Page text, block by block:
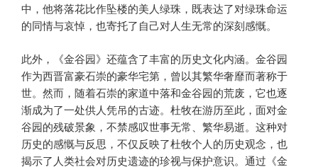
中，他将落花比作坠楼的美人绿珠，既表达了对绿珠命运
的同情与哀悼，也寄托了自己对人生无常的深刻感慨。
此外，《金谷园》还蕴含了丰富的历史文化内涵。金谷园
作为西晋富豪石崇的豪华宅第，曾以其繁华奢靡而著称于
世。然而，随着石崇的家道中落和金谷园的荒废，它也逐
渐成为了一处供人凭吊的古迹。杜牧在游历至此，面对金
谷园的残破景象，不禁感叹世事无常、繁华易逝。这种对
历史的感慨与反思，不仅反映了杜牧个人的历史观念，也
揭示了人类社会对历史遗迹的珍视与保护意识。通过《金